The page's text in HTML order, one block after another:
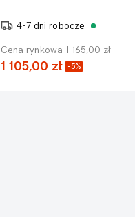
4-7 dni robocze
Cena rynkowa 1 165,00 zł
1 105,00 zł -5%